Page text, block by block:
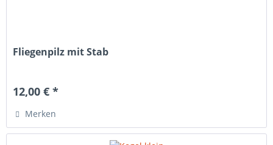
Fliegenpilz mit Stab
12,00 € *
Merken